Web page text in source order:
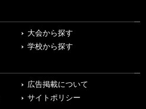
大会から探す
学校から探す
広告掲載について
サイトポリシー